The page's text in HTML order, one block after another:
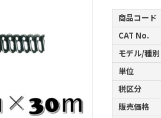
商品コード
CAT No.
モデル/種別
単位
税区分
販売価格